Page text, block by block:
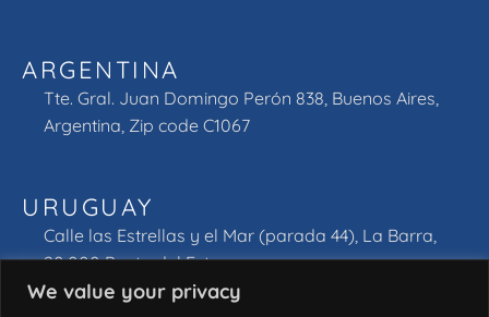
We value your privacy
ARGENTINA
Tte. Gral. Juan Domingo Perón 838, Buenos Aires,
Argentina, Zip code C1067
URUGUAY
Calle las Estrellas y el Mar (parada 44), La Barra,
20.000 Punta del Este.